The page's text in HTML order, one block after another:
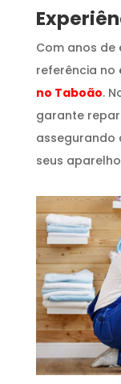
Com anos de
referência no
no Taboão.
garante
assegurando
seus